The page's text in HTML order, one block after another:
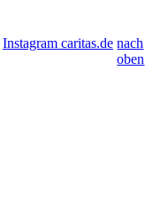
Instagram caritas.de nach
oben